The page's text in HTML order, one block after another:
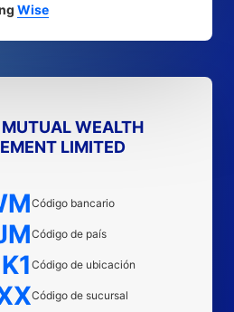
Wise
WEALTH
LIMITED
Código bancario
Código de país
K1 Código de ubicación
Código de sucursal